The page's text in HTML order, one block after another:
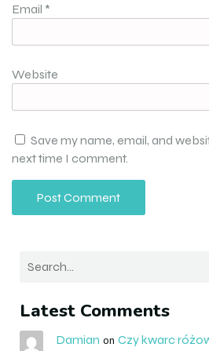
Email *
Website
Save my name, email, and
next time I comment.
Latest Comments
Damian on Czy kwarc